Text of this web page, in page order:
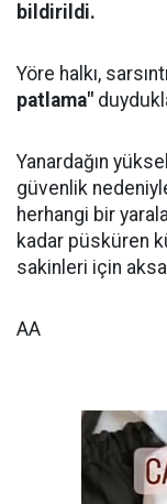
bildirildi.
Yöre halkı,
patlama"
Yanardağın
güvenlik
herhangi bir
kadar püsküren
sakinleri için
AA